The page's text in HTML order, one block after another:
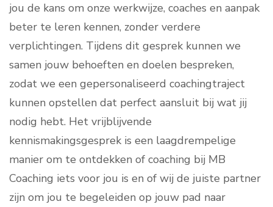
jou de kans om onze werkwijze, coaches en aanpak
beter te leren kennen, zonder verdere
verplichtingen. Tijdens dit gesprek kunnen we
samen jouw behoeften en doelen bespreken,
zodat we een gepersonaliseerd coachingtraject
kunnen opstellen dat perfect aansluit bij wat jij
nodig hebt. Het vrijblijvende
kennismakingsgesprek is een laagdrempelige
manier om te ontdekken of coaching bij MB
Coaching iets voor jou is en of wij de juiste partner
zijn om jou te begeleiden op jouw pad naar